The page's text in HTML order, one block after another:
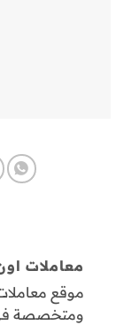
معاملات
موقع
ومتخصصة في